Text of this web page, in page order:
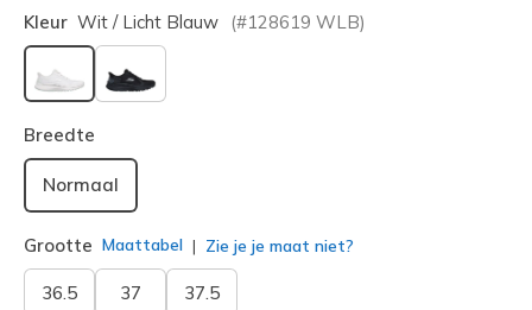
Kleur Wit / Licht Blauw (#128619 WLB)
geselecteerd
Breedte
Normaal
Grootte Maattabel Zie je je maat niet?
36.5 37 37.5